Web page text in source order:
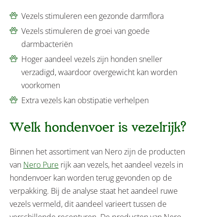
Vezels stimuleren een gezonde darmflora
Vezels stimuleren de groei van goede
darmbacteriën
Hoger aandeel vezels zijn honden sneller
verzadigd, waardoor overgewicht kan worden
voorkomen
Extra vezels kan obstipatie verhelpen
Welk hondenvoer is vezelrijk?
Binnen het assortiment van Nero zijn de producten
van Nero Pure rijk aan vezels, het aandeel vezels in
hondenvoer kan worden terug gevonden op de
verpakking. Bij de analyse staat het aandeel ruwe
vezels vermeld, dit aandeel varieert tussen de